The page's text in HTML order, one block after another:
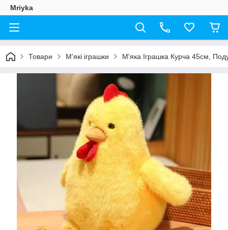
Mriyka
Товари М'які іграшки М'яка Іграшка Курча 45см,